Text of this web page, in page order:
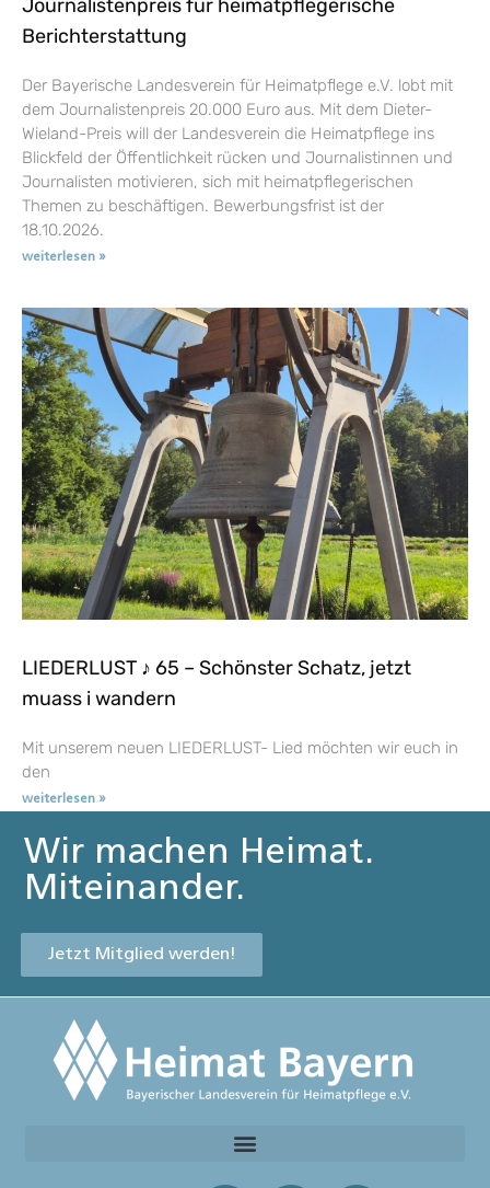
Journalistenpreis für heimatpflegerische
Berichterstattung
Der Bayerische Landesverein für Heimatpflege e.V. lobt mit
dem Journalistenpreis 20.000 Euro aus. Mit dem Dieter-
Wieland-Preis will der Landesverein die Heimatpflege ins
Blickfeld der Öffentlichkeit rücken und Journalistinnen und
Journalisten motivieren, sich mit heimatpflegerischen
Themen zu beschäftigen. Bewerbungsfrist ist der
18.10.2026.
weiterlesen »
LIEDERLUST ♪ 65 – Schönster Schatz, jetzt
muass i wandern
Mit unserem neuen LIEDERLUST- Lied möchten wir euch in
den
weiterlesen »
Wir machen Heimat.
Miteinander.
Jetzt Mitglied werden!